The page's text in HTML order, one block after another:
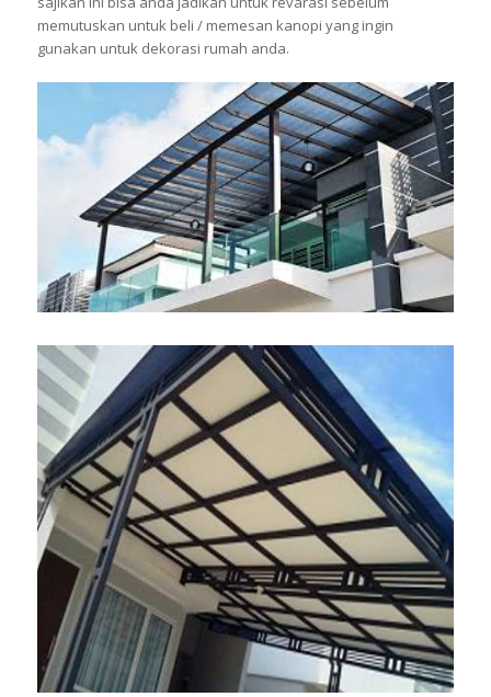
memutuskan untuk beli / memesan kanopi yang ingin
gunakan untuk dekorasi rumah anda.